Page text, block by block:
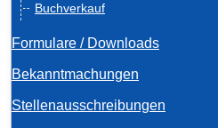
Buchverkauf
Formulare / Downloads
Bekanntmachungen
Stellenausschreibungen